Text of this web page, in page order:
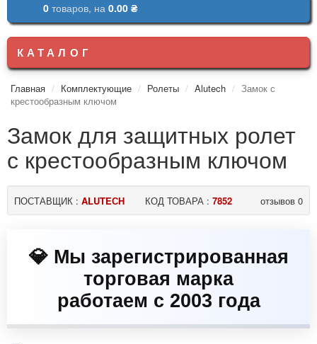
0 товаров, на 0.00 ₴
КАТАЛОГ
Главная Комплектующие Ролеты Alutech
Замок с
крестообразным ключом
Замок для защитных ролет
с крестообразным ключом
ПОСТАВЩИК : ALUTEСH КОД ТОВАРА : 7852 отзывов 0
💎 Мы зарегистрированная
торговая марка
работаем с 2003 года